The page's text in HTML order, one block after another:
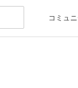
コミュ